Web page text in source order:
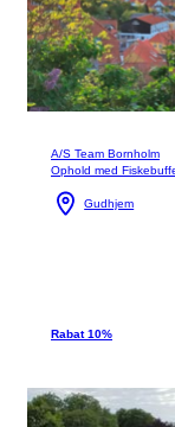
A/S Team Bornholm
Ophold med
Gudhjem
Rabat 10%